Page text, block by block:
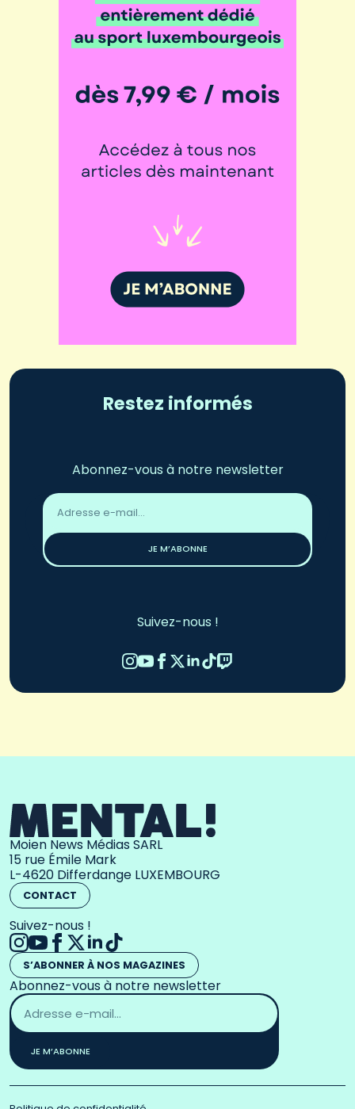
Restez informés
Abonnez-vous à notre newsletter
Adresse
email
JE M’ABONNE
Suivez-nous !
Moien News Médias SARL
15 rue Émile Mark
L-4620 Differdange LUXEMBOURG
CONTACT
Suivez-nous !
S’ABONNER À NOS MAGAZINES
Abonnez-vous à notre newsletter
Adresse
email
*
JE M’ABONNE